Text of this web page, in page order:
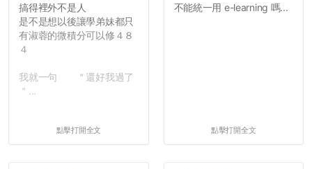
搞得裡外不是人
是不是想以後讓學弟妹都只
有淑蓉的微積分可以修４８
４
我就一句 ＂還好我過了
＂...
點擊打開全文
不能統一用 e-learning 嗎...
點擊打開全文